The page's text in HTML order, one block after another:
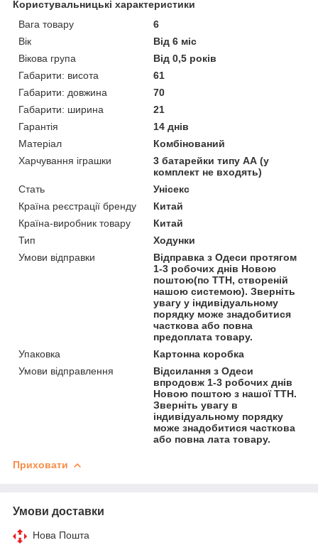
Користувальницькі характеристики
Вага товару
6
Вік
Від 6 міс
Вікова група
Від 0,5 років
Габарити: висота
61
Габарити: довжина
70
Габарити: ширина
21
Гарантія
14 днів
Матеріал
Комбінований
Харчування іграшки
3 батарейки типу АА (у
комплект не входять)
Стать
Унісекс
Країна реєстрації бренду
Китай
Країна-виробник товару
Китай
Тип
Ходунки
Умови відправки
Відправка з Одеси протягом
1-3 робочих днів Новою
поштою(по ТТН, створеній
нашою системою). Зверніть
увагу у індивідуальному
порядку може знадобитися
часткова або повна
предоплата товару.
Упаковка
Картонна коробка
Умови відправлення
Відсилання з Одеси
впродовж 1-3 робочих днів
Новою поштою з нашої ТТН.
Зверніть увагу в
індивідуальному порядку
може знадобитися часткова
або повна лата товару.
Приховати
Умови доставки
Нова Пошта